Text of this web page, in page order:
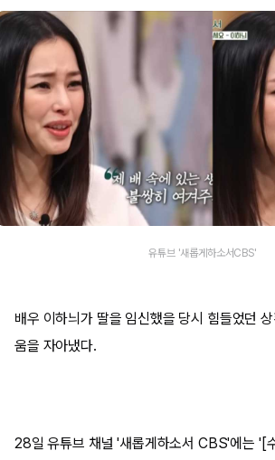
유튜브 '새롭게하소서CBS'
배우 이하늬가 딸을 임신했을 당시 힘들었던
움을 자아냈다.
28일 유튜브 채널 '새롭게하소서 CBS'에는 '[